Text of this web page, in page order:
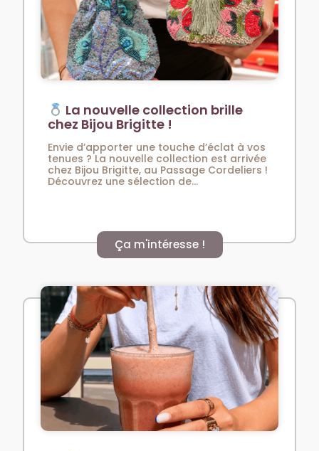
La nouvelle collection brille
chez Bijou Brigitte !
Envie d’apporter une touche d’éclat à vos
tenues ? La nouvelle collection est arrivée
chez Bijou Brigitte, au Passage Cordeliers !
Découvrez une sélection de...
Ça m'intéresse !